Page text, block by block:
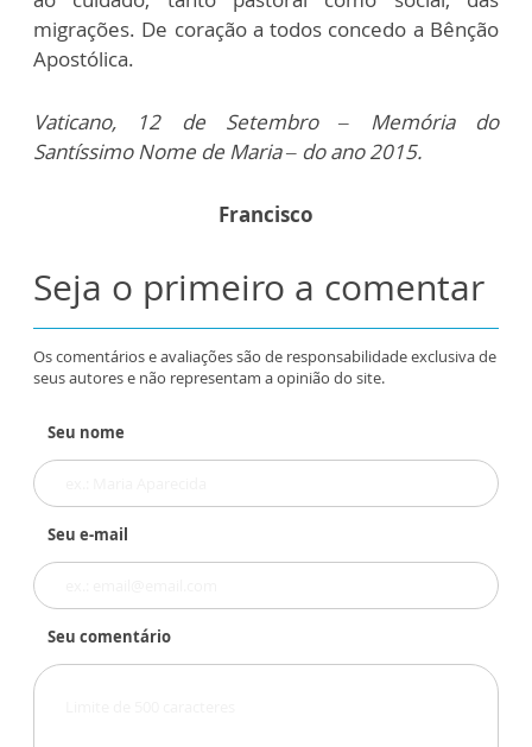
migrações. De coração a todos concedo a Bênção
Apostólica.
Vaticano, 12 de Setembro – Memória do
Santíssimo Nome de Maria – do ano 2015.
Francisco
Seja o primeiro a comentar
Os comentários e avaliações são de responsabilidade exclusiva de
seus autores e não representam a opinião do site.
Seu nome
Seu e-mail
Seu comentário